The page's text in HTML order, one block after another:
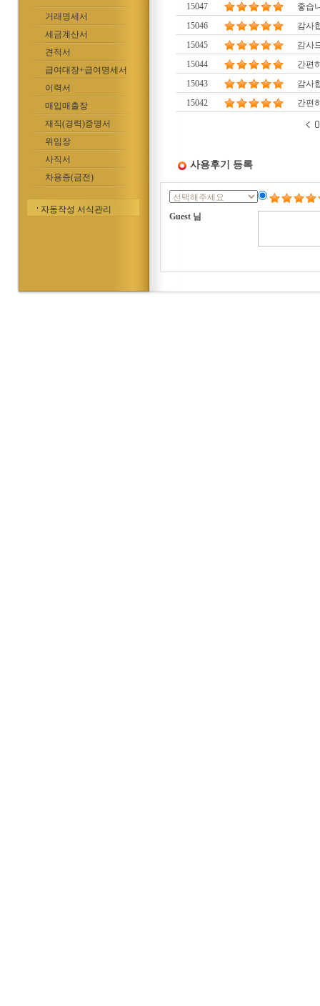
거래명세서
세금계산서
견적서
급여대장+급여명세서
이력서
매입매출장
재직(경력)증명서
위임장
사직서
차용증(금전)
자동작성 서식관리
15047
좋습
15046
감사
15045
감사
15044
간편
15043
감사
15042
간편
사용후기 등록
Guest 님